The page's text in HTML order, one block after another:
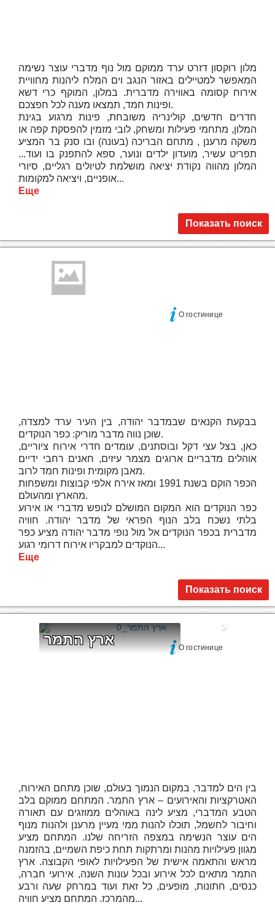
מלון רוקסון דזרט ערד ממוקם מול נוף מדברי עוצר נשימה
המאפשר למטיילים באזור הנגב וים המלח ליהנות מחוויית
אירוח קסומה באווירה מדברית. במלון, המוקף כרי דשא
ופינות חמד, תמצאו מענה לכל חפצכם.
חדרים חדשים, קולינריה משובחת, פינות מרגוע בגינת
המלון, מתחמי פעילות ומשחק, לובי מזמין להפסקת קפה או
משקה מרענן , מתחם הבריכה (בעונה) ובו סנק בר המציע
תפריט עשיר, מועדון ילדים ונוער, ספא להתפנק בו ועוד...
המלון מהווה נקודת יציאה מושלמת לטיולים רגליים, סיורי
אופניים, ויציאה למקומות...
Еще
Показать поиск
О гостинице
בבקעת הקנאים שבמדבר יהודה, בין העיר ערד למצדה,
שוכן נווה מדבר מוריק: כפר הנוקדים.
כאן, בצל עצי דקל ובוסתנים, עומדים חדרי אירוח ציוריים,
אוהלים מדבריים ארוגים מצמר עיזים, חאנים רחבי ידיים
מאבן מקומית ופינות חמד לרוב.
הכפר הוקם בשנת 1991 ומאז אירח אלפי קבוצות ומשפחות
מהארץ ומהעולם.
כפר הנוקדים הוא המקום המושלם לנופש מדברי או אירוע
בלתי נשכח בלב הנוף הפראי של מדבר יהודה. חוויה
מדברית בכפר הנוקדים אל מול נופי מדבר יהודה מציע כפר
הנוקדים למבקריו אירוח דרומי רגוע...
Еще
Показать поиск
ארץ התמר О гостинице
בין הים למדבר, במקום הנמוך בעולם, שוכן מתחם האירוח,
האטרקציות והאירועים – ארץ התמר. המתחם ממוקם בלב
הטבע המדברי, מציע לינה באוהלים ממוזגים עם תאורה
וחיבור לחשמל, תוכלו להנות ממי מעיין מרענן ולהנות מנוף
הים עוצר הנשימה במצפה הזריחה שלנו. המתחם מציע
מגוון פעילויות מהנות ומרתקות תחת כיפת השמיים, בהזמנה
מראש והתאמה אישית של הפעילויות לאופי הקבוצה. ארץ
התמר מתאים לכל אירוע ובכל עונות השנה, אירועי חברה,
כנסים, חתונות, מופעים, כל זאת ועוד במרחק שעה ורבע
מהמרכז. המתחם מציע חוויה...